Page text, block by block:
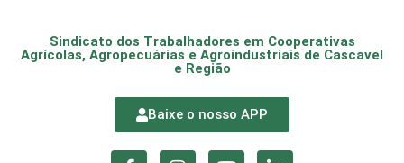
Sindicato dos Trabalhadores em Cooperativas
Agrícolas, Agropecuárias e Agroindustriais de Cascavel
e Região
Baixe o nosso APP